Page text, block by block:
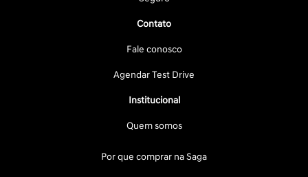
Contato
Fale conosco
Agendar Test Drive
Institucional
Quem somos
Por que comprar na Saga